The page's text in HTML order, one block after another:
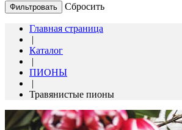
Cбросить
Главная страница
|
Каталог
|
ПИОНЫ
|
Травянистые пионы